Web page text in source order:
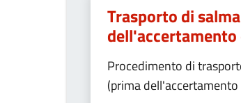
Trasporto di
Procedimento di
(prima